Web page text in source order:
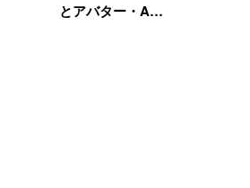
とアバター・A…